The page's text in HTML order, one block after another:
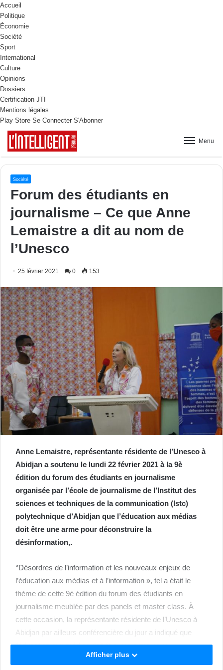
Accueil
Politique
Économie
Société
Sport
International
Culture
Opinions
Dossiers
Certification JTI
Mentions légales
Play Store Se Connecter S'Abonner
Menu
Société
Forum des étudiants en
journalisme – Ce que Anne
Lemaistre a dit au nom de
l’Unesco
25 février 2021 0 153
Anne Lemaistre, représentante résidente de l’Unesco à
Abidjan a soutenu le lundi 22 février 2021 à la 9è
édition du forum des étudiants en journalisme
organisée par l’école de journalisme de l’Institut des
sciences et techniques de la communication (Istc)
polytechnique d’Abidjan que l’éducation aux médias
doit être une arme pour déconstruire la
désinformation,.
‘’Désordres de l’information et les nouveaux enjeux de
l’éducation aux médias et à l’information », tel a était le
thème de cette 9è édition du forum des étudiants en
journalisme meublée par des panels et master class. À
cette occasion, la représentante résidente de l’Unesco à
Abidjan par ailleurs conférencière du jour a indiqué que
l’éducation aux médias doit être une arme pour
déconstruire la désinformation et ces théories
Afficher plus